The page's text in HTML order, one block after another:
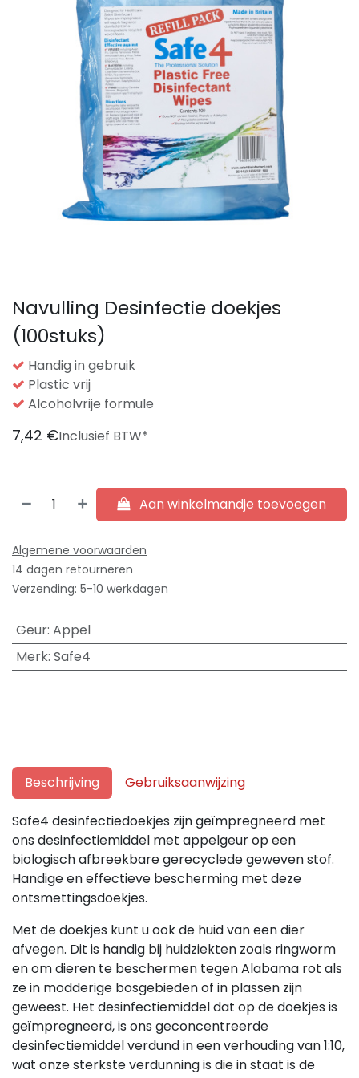
Navulling Desinfectie doekjes
(100stuks)
Handig in gebruik
Plastic vrij
Alcoholvrije formule
7,42 €Inclusief BTW*
Aan winkelmandje toevoegen
Algemene voorwaarden
14 dagen retourneren
Verzending: 5-10 werkdagen
Geur: Appel
Merk: Safe4
Beschrijving Gebruiksaanwijzing
Safe4 desinfectiedoekjes zijn geïmpregneerd met
ons desinfectiemiddel met appelgeur op een
biologisch afbreekbare gerecyclede geweven stof.
Handige en effectieve bescherming met deze
ontsmettingsdoekjes.
Met de doekjes kunt u ook de huid van een dier
afvegen. Dit is handig bij huidziekten zoals ringworm
en om dieren te beschermen tegen Alabama rot als
ze in modderige bosgebieden of in plassen zijn
geweest. Het desinfectiemiddel dat op de doekjes is
geïmpregneerd, is ons geconcentreerde
desinfectiemiddel verdund in een verhouding van 1:10,
wat onze sterkste verdunning is die in staat is de